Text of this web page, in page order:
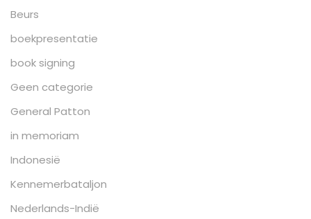
Beurs
boekpresentatie
book signing
Geen categorie
General Patton
in memoriam
Indonesië
Kennemerbataljon
Nederlands-Indië